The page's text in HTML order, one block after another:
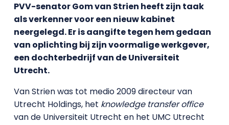
PVV-senator Gom van Strien heeft zijn taak
als verkenner voor een nieuw kabinet
neergelegd. Er is aangifte tegen hem gedaan
van oplichting bij zijn voormalige werkgever,
een dochterbedrijf van de Universiteit
Utrecht.
Van Strien was tot medio 2009 directeur van
Utrecht Holdings, het knowledge transfer office
van de Universiteit Utrecht en het UMC Utrecht